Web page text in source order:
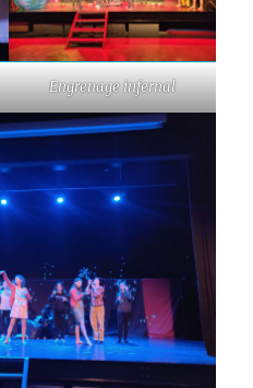
Engrenage infernal